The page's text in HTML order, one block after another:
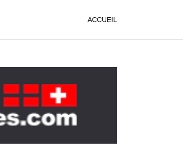
ACCUEIL